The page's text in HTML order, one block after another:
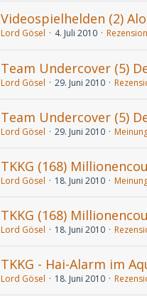
Videospielhelden (2)
Lord Gösel 4. Juli 2010
Team Undercover (5)
Lord Gösel 29. Juni 2010
Team Undercover (5)
Lord Gösel 29. Juni 2010
TKKG (168)
Lord Gösel 18. Juni 2010
TKKG (168)
Lord Gösel 18. Juni 2010
TKKG - Hai-Alarm im
Lord Gösel 18. Juni 2010